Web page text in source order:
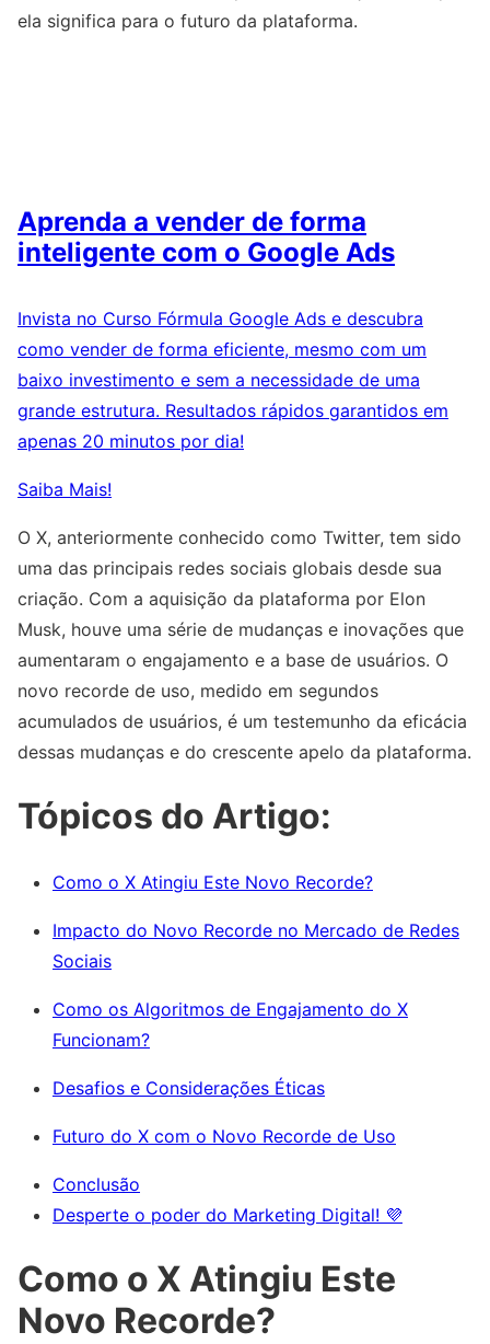
ela significa para o futuro da plataforma.
Aprenda a vender de forma
inteligente com o Google Ads
Invista no Curso Fórmula Google Ads e descubra
como vender de forma eficiente, mesmo com um
baixo investimento e sem a necessidade de uma
grande estrutura. Resultados rápidos garantidos em
apenas 20 minutos por dia!
Saiba Mais!
O X, anteriormente conhecido como Twitter, tem sido
uma das principais redes sociais globais desde sua
criação. Com a aquisição da plataforma por Elon
Musk, houve uma série de mudanças e inovações que
aumentaram o engajamento e a base de usuários. O
novo recorde de uso, medido em segundos
acumulados de usuários, é um testemunho da eficácia
dessas mudanças e do crescente apelo da plataforma.
Tópicos do Artigo:
Como o X Atingiu Este Novo Recorde?
Impacto do Novo Recorde no Mercado de Redes
Sociais
Como os Algoritmos de Engajamento do X
Funcionam?
Desafios e Considerações Éticas
Futuro do X com o Novo Recorde de Uso
Conclusão
Desperte o poder do Marketing Digital! 💜
Como o X Atingiu Este
Novo Recorde?